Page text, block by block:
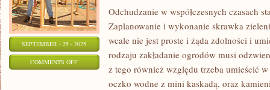
SEPTEMBER - 25 - 2025
COMMENTS OFFON
ZAPLANOWANIE
Odchudzanie w współczesnych czasach
Zaplanowanie i wykonanie skrawka
wcale nie jest proste i żąda zdolności i
rodzaju zakładanie ogrodów musi
z tego również względu trzeba umieścić
oczko wodne z mini kaskadą, oraz